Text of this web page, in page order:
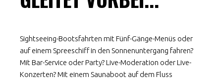
Sightseeing-Bootsfahrten mit Fünf-Gänge-Menüs oder
auf einem Spreeschiff in den Sonnenuntergang fahren?
Mit Bar-Service oder Party? Live-Moderation oder Live-
Konzerten? Mit einem Saunaboot auf dem Fluss